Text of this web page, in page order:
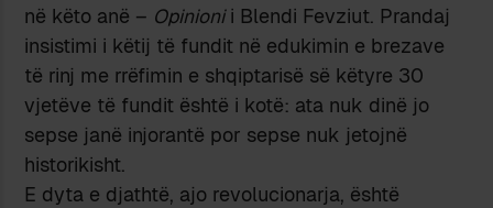
në këto anë – Opinionii Blendi Fevziut. Prandaj
insistimi i këtij të fundit në edukimin e brezave
të rinj me rrëfimin e shqiptarisë së këtyre 30
vjetëve të fundit është i kotë: ata nuk dinë jo
sepse janë injorantë por sepse nuk jetojnë
historikisht.
E dyta e djathtë, ajo revolucionarja, është